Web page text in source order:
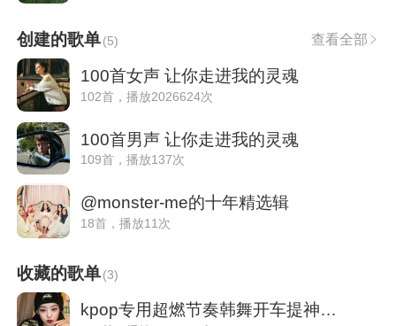
创建的歌单(5) 查看全部
100首女声 让你走进我的灵魂
102首，播放2026624次
100首男声 让你走进我的灵魂
109首，播放137次
@monster-me的十年精选辑
18首，播放11次
收藏的歌单(3)
kpop专用超燃节奏韩舞开车提神醒脑(女团篇)